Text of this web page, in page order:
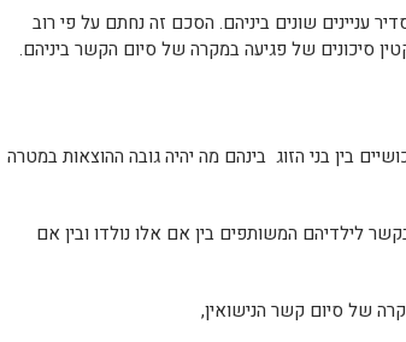
עניינים שונים ביניהם. הסכם זה נחתם על פי רוב
סיכונים של פגיעה במקרה של סיום הקשר ביניהם.
בין בני הזוג בינהם מה יהיה גובה ההוצאות במטרה
לילדיהם המשותפים בין אם אלו נולדו ובין אם
של סיום קשר הנישואין,